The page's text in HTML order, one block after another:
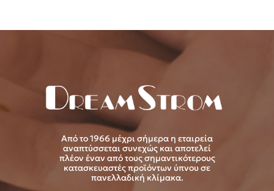
Από το 1966 μέχρι σήμερα η εταιρεία
αναπτύσσεται συνεχώς και αποτελεί
πλέον έναν από τους σημαντικότερους
κατασκευαστές προϊόντων ύπνου σε
πανελλαδική κλίμακα.